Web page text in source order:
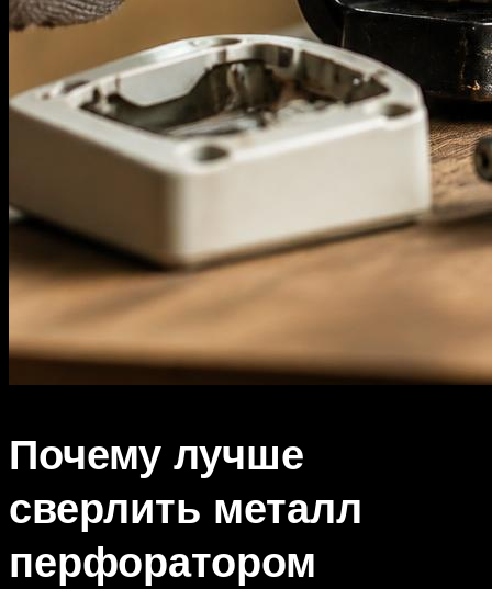
Почему лучше
сверлить металл
перфоратором